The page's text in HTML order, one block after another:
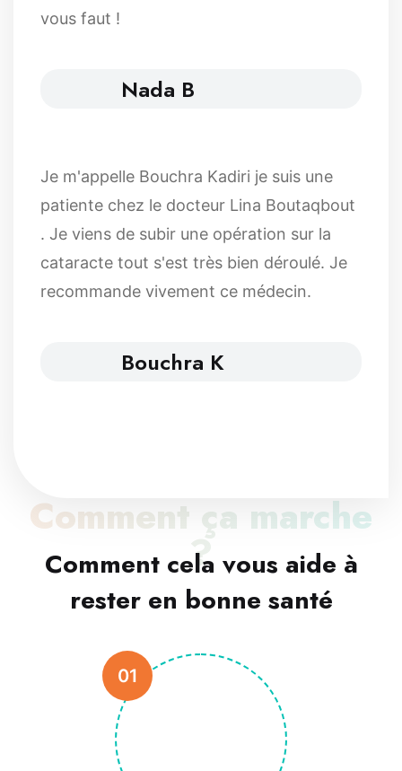
vous faut !
Nada B
Je m'appelle Bouchra Kadiri je suis une
patiente chez le docteur Lina Boutaqbout
. Je viens de subir une opération sur la
cataracte tout s'est très bien déroulé. Je
recommande vivement ce médecin.
Bouchra K
Comment ça marche
?
Comment cela vous aide à
rester en bonne santé
01